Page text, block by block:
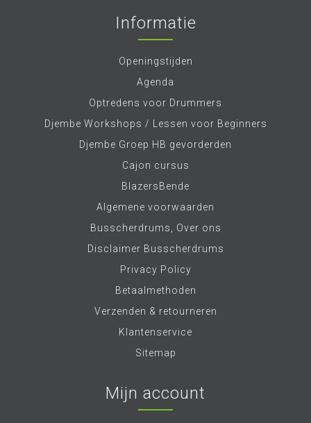
Informatie
Openingstijden
Agenda
Optredens voor Drummers
Djembe Workshops / Lessen voor Beginners
Djembe Groep HB gevorderden
Cajon cursus
BlazersBende
Algemene voorwaarden
Busscherdrums, Over ons
Disclaimer Busscherdrums
Privacy Policy
Betaalmethoden
Verzenden & retourneren
Klantenservice
Sitemap
Mijn account